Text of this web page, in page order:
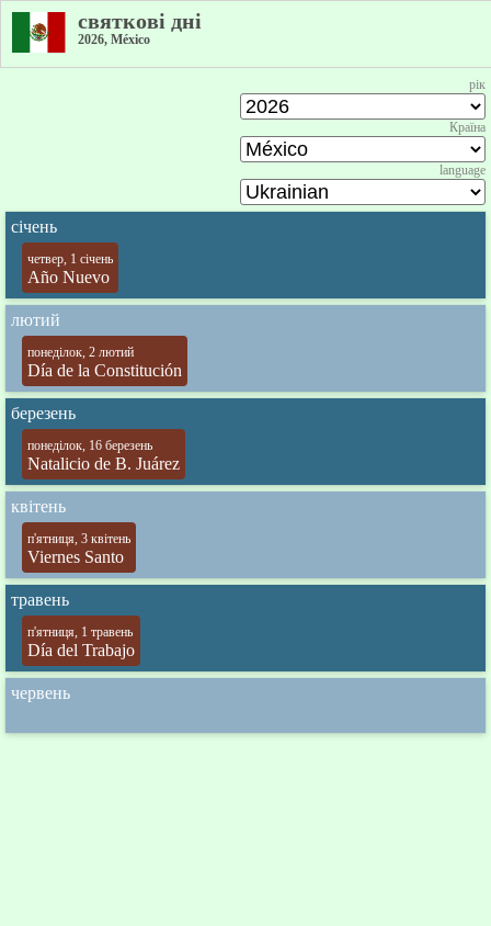
святкові дні
2026, México
рік
Країна
language
січень
четвер, 1 січень
Año Nuevo
лютий
понеділок, 2 лютий
Día de la Constitución
березень
понеділок, 16 березень
Natalicio de B. Juárez
квітень
п'ятниця, 3 квітень
Viernes Santo
травень
п'ятниця, 1 травень
Día del Trabajo
червень